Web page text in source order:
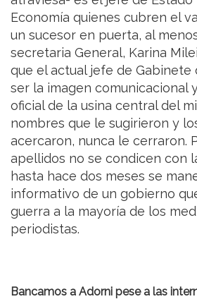
Economía quienes cubren el
un sucesor en puerta, al
secretaria General, Karina
que el actual jefe de Gabinete
ser la imagen comunicacional
oficial de la usina central del
nombres que le sugirieron y
acercaron, nunca le cerraron.
apellidos no se condicen con
hasta hace dos meses se
informativo de un gobierno
guerra a la mayoría de los
periodistas.
Bancamos a Adorni pese a las